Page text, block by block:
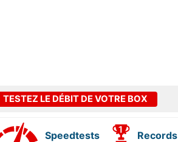
TESTEZ LE DÉBIT DE VOTRE BOX
Speedtests
Records